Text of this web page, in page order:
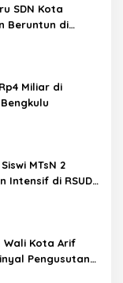
SDN Kota
Beruntun di
Miliar di
MTsN 2
Intensif di RSUD
Wali Kota Arif
Pengusutan